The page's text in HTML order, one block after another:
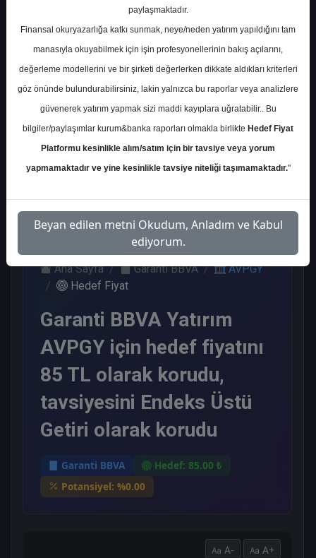
Ortalama Getiri Potansiyeli %78.05
Kurum Sayısı
2
Al
1
Endeks Üstü Get.
1
Salı, 03 Mart 2026
Ana Sayfa Garanti BBVA
AVPGY
Hedef Fiyat
Garanti BBVA Yatırım
AVPGY için hedef fiyatını
85 TL olarak korudu,
tavsiyesini Endeks Üstü
Getiri olarak korudu
Garanti BBVA
Hedef: 85.00 ₺
Potansiyel: %0.00
A- A+
paylaşmaktadır.
Finansal okuryazarlığa katkı sunmak, neye/neden yatırım yapıldığını tam
manasıyla okuyabilmek için işin profesyonellerinin bakış açılarını,
değerleme modellerini ve bir şirketi değerlerken dikkate aldıkları kriterleri
göz önünde bulundurabilirsiniz, lakin yalnızca bu raporlar veya analizlere
güvenerek yatırım yapmak sizi maddi kayıplara uğratabilir.. Bu
bilgiler/paylaşımlar kurum&banka raporları olmakla birlikte Hedef Fiyat
Platformu kesinlikle alım/satım için bir tavsiye veya yorum
yapmamaktadır ve yine kesinlikle tavsiye niteliği taşımamaktadır."
Beyan edilen metni Okudum, Anladım ve Kabul
ediyorum.